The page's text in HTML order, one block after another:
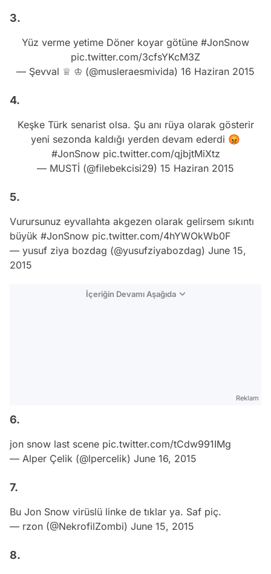
3.
Yüz verme yetime Döner koyar götüne #JonSnow
pic.twitter.com/3cfsYKcM3Z
— Şevval ♕ ♔ (@musleraesmivida) 16 Haziran 2015
4.
Keşke Türk senarist olsa. Şu anı rüya olarak gösterir
yeni sezonda kaldığı yerden devam ederdi 😡
#JonSnow pic.twitter.com/qjbjtMiXtz
— MUSTİ (@filebekcisi29) 15 Haziran 2015
5.
Vurursunuz eyvallahta akgezen olarak gelirsem sıkıntı
büyük #JonSnow pic.twitter.com/4hYWOkWb0F
— yusuf ziya bozdag (@yusufziyabozdag) June 15,
2015
İçeriğin Devamı Aşağıda
Reklam
6.
jon snow last scene pic.twitter.com/tCdw991IMg
— Alper Çelik (@lpercelik) June 16, 2015
7.
Bu Jon Snow virüslü linke de tıklar ya. Saf piç.
— rzon (@NekrofilZombi) June 15, 2015
8.